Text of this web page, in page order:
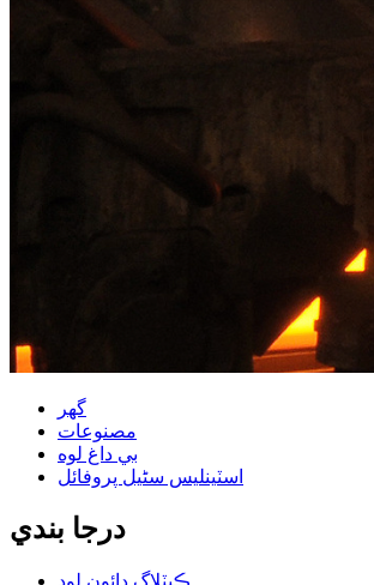
گھر
مصنوعات
بي داغ لوه
اسٽينلیس سٹیل پروفائل
درجا بندي
ڪيٽلاگ ڊائون لوڊ